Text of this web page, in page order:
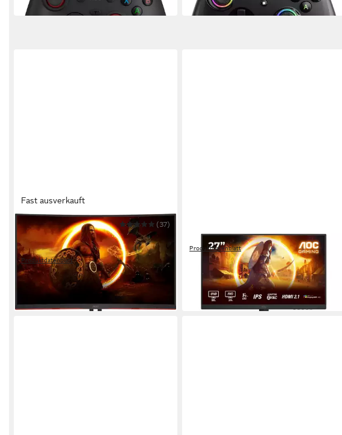
in 4-5 Werktagen bei dir in 4-5 Werktagen bei dir
Fast ausverkauft
AOC
C32G2ZE/BK Curved-Gaming-
Monitor
(37)
Produktdatenblatt
ab 198,82 € UVP 279,00 €
-29%
U27G4R Gaming-Monitor
Produktdatenblatt
ab 274,50 €
in 4-5 Werktagen bei dir